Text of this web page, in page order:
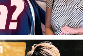
si svého tátu